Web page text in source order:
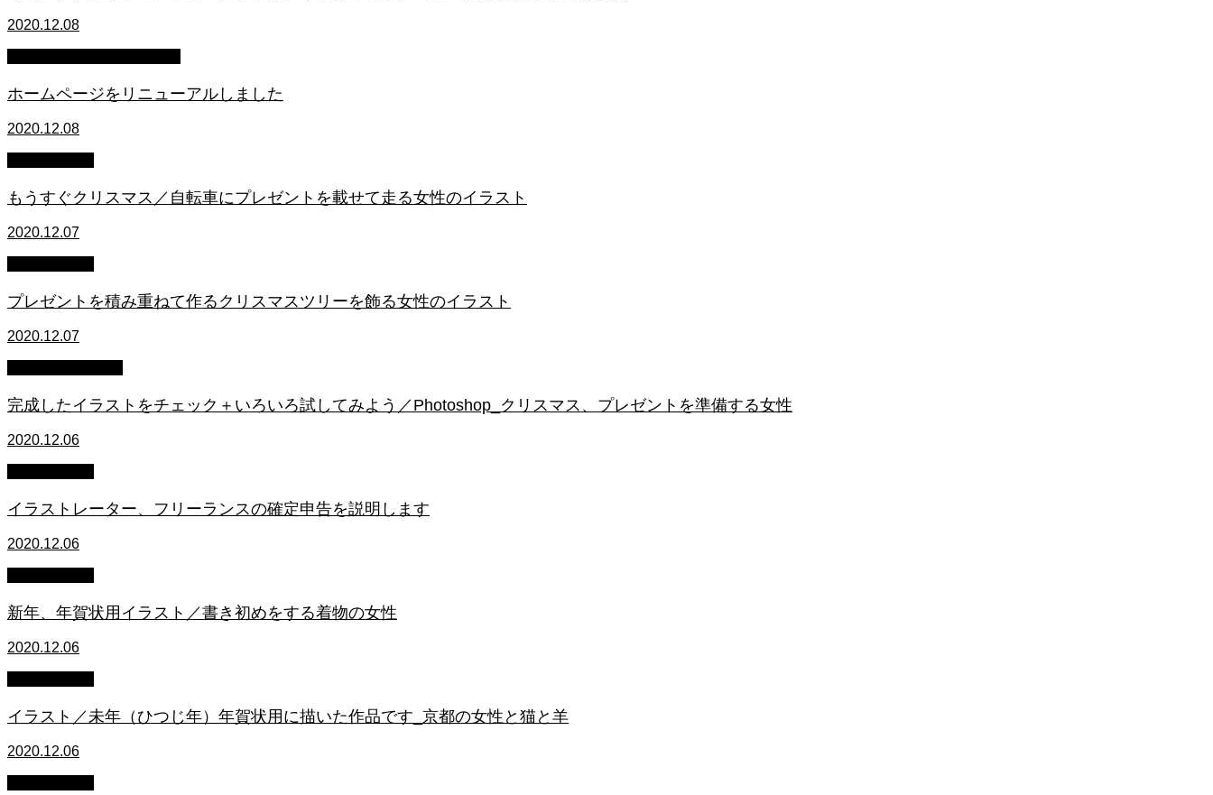
2020.12.08
ホームページをリニューアルしました
2020.12.08
もうすぐクリスマス／自転車にプレゼントを載せて走る女性のイラスト
2020.12.07
プレゼントを積み重ねて作るクリスマスツリーを飾る女性のイラスト
2020.12.07
完成したイラストをチェック＋いろいろ試してみよう／Photoshop_クリスマス、プレゼントを準備する女性
2020.12.06
イラストレーター、フリーランスの確定申告を説明します
2020.12.06
新年、年賀状用イラスト／書き初めをする着物の女性
2020.12.06
イラスト／未年（ひつじ年）年賀状用に描いた作品です_京都の女性と猫と羊
2020.12.06